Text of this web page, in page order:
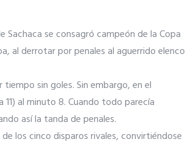
se consagró campeón de la Copa
al derrotar por penales al aguerrido elenco
sin goles. Sin embargo, en el
al minuto 8. Cuando todo parecía
así la tanda de penales.
los cinco disparos rivales, convirtiéndose